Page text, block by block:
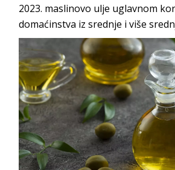
2023. maslinovo ulje uglavnom
domaćinstva iz srednje i više